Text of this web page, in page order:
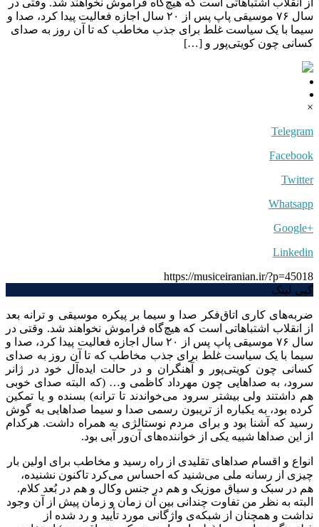
سال ۷۶ موسیقی پاپ پس از ۲۰ سال اجازه فعالیت پیدا کرد، صدا و
سیما با یک سیاست غلط برای جذب مخاطب که تا آن روز به صدای
کسانی چون کویتی‌پور و […]
×
Telegram
Facebook
Twitter
Whatsapp
+Google
Linkedin
https://musiceiranian.ir/?p=45018
کپی لینک
ضربه‌های کاری اتاق‌فکر صدا و سیما بر پیکره موسیقی و ترانه بعد
از انقلاب اشتباهاتی است که هیچ‌گاه فراموش نخواهند شد. وقتی در
سال ۷۶ موسیقی پاپ پس از ۲۰ سال اجازه فعالیت پیدا کرد، صدا و
سیما با یک سیاست غلط برای جذب مخاطب که تا آن روز به صدای
کسانی چون کویتی‌پور و آهنگران و در حالت ایده‌آل خود در ژانر
سرود، به صداهایی چون مهرداد کاظمی و… (که البته صدای خوبی
هم داشتند ولی بیشتر سرود می‌خواندند تا ترانه) بسنده و یا تمکین
کرده بود، به یکباره از تریبون رسمی صدا و سیما صداهایی به گوش
رسید که آشنا بود و برای مردم نوستالژی به همراه داشت. هرکدام
از این صداها شبیه یکی از خواننده‌های آن‌ور آبی بود.
انواع و اقسام صداهای تقلیدی از راه رسید و مخاطب برای اولین بار
چیزی از رسانه ملی می‌شنید که احساس می‌کرد تاکنون نشنیده،
هم در سبک و سیاق موزیک و هم در جنس وکال و هم در بُعد کلام.
البته به نظر من تفاوت چندانی بین آن زمان و زمان پیش از آن وجود
نداشت و همچنان از شبکه‌ی واژگانی مورد تأیید و رد شده از